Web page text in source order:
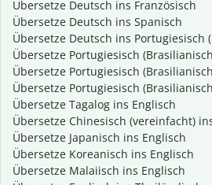
Übersetze Deutsch ins Französisch
Übersetze Deutsch ins Spanisch
Übersetze Deutsch ins Portugiesisch
Übersetze Portugiesisch
Übersetze Portugiesisch
Übersetze Portugiesisch
Übersetze Tagalog ins Englisch
Übersetze Chinesisch (vereinfacht)
Übersetze Japanisch ins Englisch
Übersetze Koreanisch ins Englisch
Übersetze Malaiisch ins Englisch